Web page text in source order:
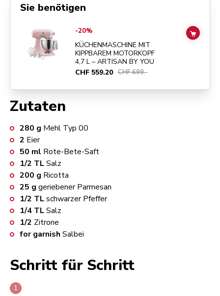
Zutaten
280 g Mehl Typ 00
2 Eier
50 ml Rote-Bete-Saft
1/2 TLSalz
200 g Ricotta
25 g geriebener Parmesan
1/2 TLschwarzer Pfeffer
1/4 TLSalz
1/2 Zitrone
for garnish Salbei
Schritt für Schritt
Sie benötigen
Go toKÜCHENMASCHINE MIT KIPPBAREM MOTORKOPF 4,7 L –
-20%
KÜCHENMASCHINE MIT
KIPPBAREM MOTORKOPF
4,7 L – ARTISAN BY YOU
CHF 559.20 CHF 699.-
ADD